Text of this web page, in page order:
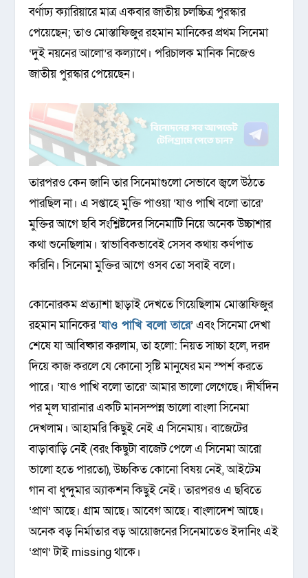
বর্ণাঢ্য ক্যারিয়ারে মাত্র একবার জাতীয় চলচ্চিত্র পুরস্কার
পেয়েছেন; তাও মোস্তাফিজুর রহমান মানিকের প্রথম সিনেমা
‘দুই নয়নের আলো’র কল্যাণে। পরিচালক মানিক নিজেও
জাতীয় পুরস্কার পেয়েছেন।
তারপরও কেন জানি তার সিনেমাগুলো সেভাবে জ্বলে উঠতে
পারছিল না। এ সপ্তাহে মুক্তি পাওয়া ‘যাও পাখি বলো তারে’
মুক্তির আগে ছবি সংশ্লিষ্টদের সিনেমাটি নিয়ে অনেক উচ্চাশার
কথা শুনেছিলাম। স্বাভাবিকভাবেই সেসব কথায় কর্ণপাত
করিনি। সিনেমা মুক্তির আগে ওসব তো সবাই বলে।
কোনোরকম প্রত্যাশা ছাড়াই দেখতে গিয়েছিলাম মোস্তাফিজুর
রহমান মানিকের ‘যাও পাখি বলো তারে’ এবং সিনেমা দেখা
শেষে যা আবিষ্কার করলাম, তা হলো: নিয়ত সাচ্চা হলে, দরদ
দিয়ে কাজ করলে যে কোনো সৃষ্টি মানুষের মন স্পর্শ করতে
পারে। ‘যাও পাখি বলো তারে’ আমার ভালো লেগেছে। দীর্ঘদিন
পর মূল ঘারানার একটি মানসম্পন্ন ভালো বাংলা সিনেমা
দেখলাম। আহামরি কিছুই নেই এ সিনেমায়। বাজেটের
বাড়াবাড়ি নেই (বরং কিছুটা বাজেট পেলে এ সিনেমা আরো
ভালো হতে পারতো), উচ্চকিত কোনো বিষয় নেই, আইটেম
গান বা ধুন্দুমার অ্যাকশন কিছুই নেই। তারপরও এ ছবিতে
‘প্রাণ’ আছে। গ্রাম আছে। আবেগ আছে। বাংলাদেশ আছে।
অনেক বড় নির্মাতার বড় আয়োজনের সিনেমাতেও ইদানিং এই
‘প্রাণ’ টাই missing থাকে।